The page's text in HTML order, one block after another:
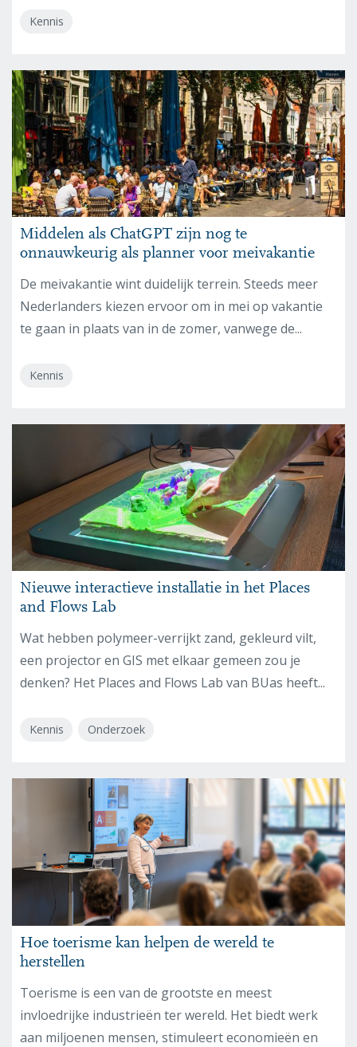
Kennis
Middelen als ChatGPT zijn nog te
onnauwkeurig als planner voor meivakantie
De meivakantie wint duidelijk terrein. Steeds meer
Nederlanders kiezen ervoor om in mei op vakantie
te gaan in plaats van in de zomer, vanwege de...
Kennis
Nieuwe interactieve installatie in het Places
and Flows Lab
Wat hebben polymeer-verrijkt zand, gekleurd vilt,
een projector en GIS met elkaar gemeen zou je
denken? Het Places and Flows Lab van BUas heeft...
Kennis Onderzoek
Hoe toerisme kan helpen de wereld te
herstellen
Toerisme is een van de grootste en meest
invloedrijke industrieën ter wereld. Het biedt werk
aan miljoenen mensen, stimuleert economieën en